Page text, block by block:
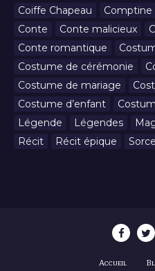
Coiffe Chapeau
Comptine
Conte
Conte malicieux
Conte romantique
Costume de cérémonie
Costume de mariage
Costume d’enfant
Légende
Légendes
Récit
Récit épique
Accueil